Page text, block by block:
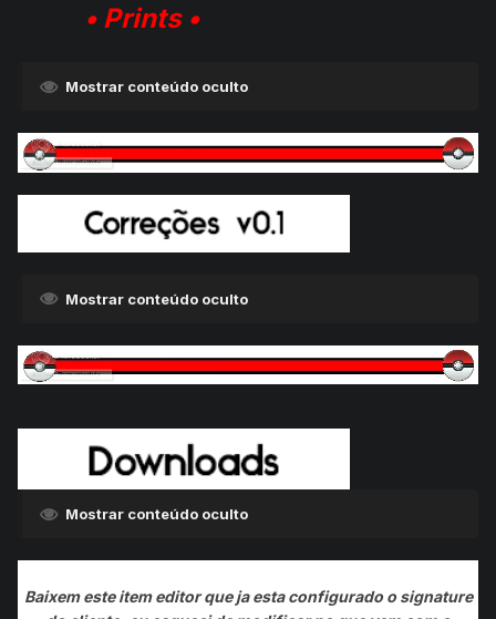
• Prints •
Mostrar conteúdo oculto
Mostrar conteúdo oculto
Mostrar conteúdo oculto
Baixem este item editor que ja esta configurado o signature